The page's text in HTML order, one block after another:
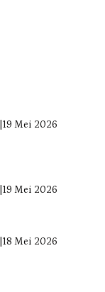
19 Mei 2026
19 Mei 2026
18 Mei 2026